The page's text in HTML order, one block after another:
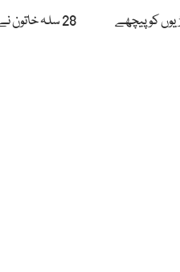
کو پیچھے
28 سلہ خاتون نے انگریزی سیکھنے کے لیے خود کو 17 سالہ لڑکی ظاہر کیا۔